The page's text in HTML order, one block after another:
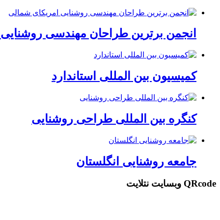
انجمن برترین طراحان مهندسی
کمیسیون بین المللی استاندارد
کنگره بین المللی طراحی روشنایی
جامعه روشنایی انگلستان
QRcode وبسایت نتلایت